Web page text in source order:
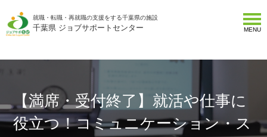
就職・転職・再就職の支援をする千葉県の施設
千葉県 ジョブサポートセンター MENU
【満席・受付終了】就活や仕事に
役立つ！コミュニケーション・ス